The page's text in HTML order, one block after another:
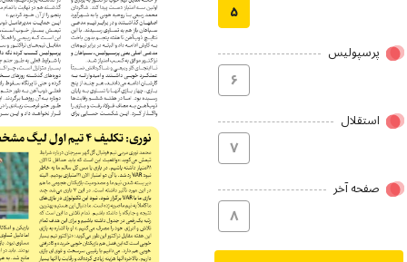
۵
پرسپولیس
۶
استقلال
۷
صفحه آخر
۸